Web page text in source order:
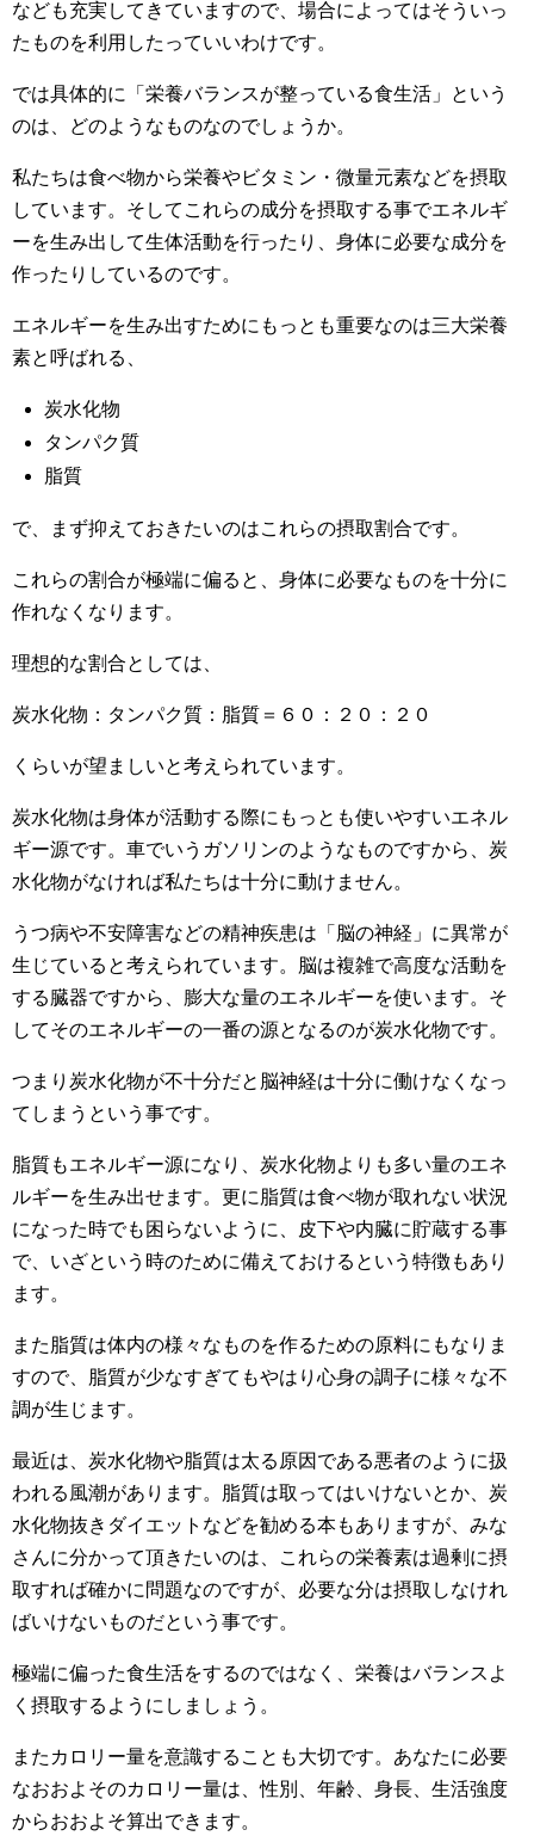
なども充実してきていますので、場合によってはそういっ
たものを利用したっていいわけです。
では具体的に「栄養バランスが整っている食生活」という
のは、どのようなものなのでしょうか。
私たちは食べ物から栄養やビタミン・微量元素などを摂取
しています。そしてこれらの成分を摂取する事でエネルギ
ーを生み出して生体活動を行ったり、身体に必要な成分を
作ったりしているのです。
エネルギーを生み出すためにもっとも重要なのは三大栄養
素と呼ばれる、
炭水化物
タンパク質
脂質
で、まず抑えておきたいのはこれらの摂取割合です。
これらの割合が極端に偏ると、身体に必要なものを十分に
作れなくなります。
理想的な割合としては、
炭水化物：タンパク質：脂質＝６０：２０：２０
くらいが望ましいと考えられています。
炭水化物は身体が活動する際にもっとも使いやすいエネル
ギー源です。車でいうガソリンのようなものですから、炭
水化物がなければ私たちは十分に動けません。
うつ病や不安障害などの精神疾患は「脳の神経」に異常が
生じていると考えられています。脳は複雑で高度な活動を
する臓器ですから、膨大な量のエネルギーを使います。そ
してそのエネルギーの一番の源となるのが炭水化物です。
つまり炭水化物が不十分だと脳神経は十分に働けなくなっ
てしまうという事です。
脂質もエネルギー源になり、炭水化物よりも多い量のエネ
ルギーを生み出せます。更に脂質は食べ物が取れない状況
になった時でも困らないように、皮下や内臓に貯蔵する事
で、いざという時のために備えておけるという特徴もあり
ます。
また脂質は体内の様々なものを作るための原料にもなりま
すので、脂質が少なすぎてもやはり心身の調子に様々な不
調が生じます。
最近は、炭水化物や脂質は太る原因である悪者のように扱
われる風潮があります。脂質は取ってはいけないとか、炭
水化物抜きダイエットなどを勧める本もありますが、みな
さんに分かって頂きたいのは、これらの栄養素は過剰に摂
取すれば確かに問題なのですが、必要な分は摂取しなけれ
ばいけないものだという事です。
極端に偏った食生活をするのではなく、栄養はバランスよ
く摂取するようにしましょう。
またカロリー量を意識することも大切です。あなたに必要
なおおよそのカロリー量は、性別、年齢、身長、生活強度
からおおよそ算出できます。